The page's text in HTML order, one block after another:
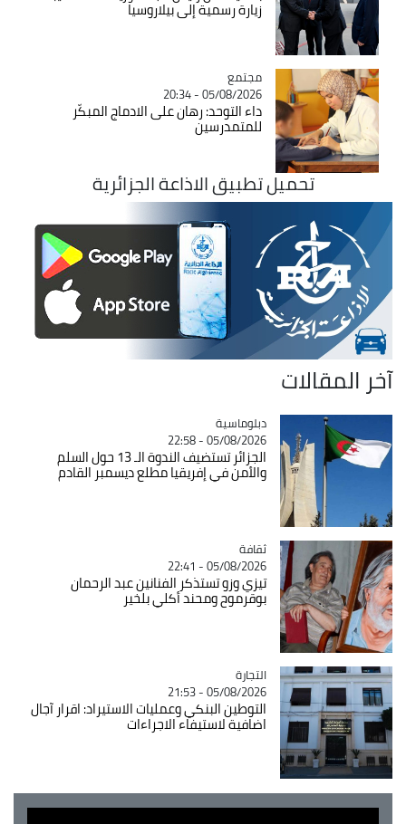
زيارة رسمية إلى بيلاروسيا
Catégorie
مجتمع
05/08/2026 - 20:34
داء التوحد: رهان على الادماج المبكّر
للمتمدرسين
تحميل تطبيق الاذاعة الجزائرية
آخر المقالات
Catégorie
دبلوماسية
05/08/2026 - 22:58
الجزائر تستضيف الندوة الـ 13 حول السلم
والأمن في إفريقيا مطلع ديسمبر القادم
Catégorie
ثقافة
05/08/2026 - 22:41
تيزي وزو تستذكر الفنانين عبد الرحمان
بوقرموح ومحند أكلي بلخير
Catégorie
التجارة
05/08/2026 - 21:53
التوطين البنكي وعمليات الاستيراد: اقرار آجال
اضافية لاستيفاء الاجراءات